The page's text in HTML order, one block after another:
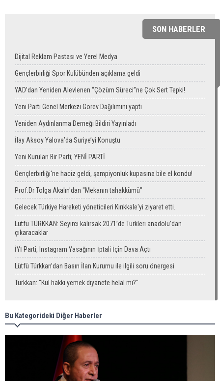
SON HABERLER
Dijital Reklam Pastası ve Yerel Medya
Gençlerbirliği Spor Kulübünden açıklama geldi
YAD’dan Yeniden Alevlenen “Çözüm Süreci”ne Çok Sert Tepki!
Yeni Parti Genel Merkezi Görev Dağılımını yaptı
Yeniden Aydınlanma Derneği Bildiri Yayınladı
İlay Aksoy Yalova’da Suriye’yi Konuştu
Yeni Kurulan Bir Parti; YENİ PARTİ
Gençlerbirliği'ne haciz geldi, şampiyonluk kupasına bile el kondu!
Prof.Dr Tolga Akalın'dan "Mekanın tahakkümü"
Gelecek Türkiye Hareketi yöneticileri Kırıkkale'yi ziyaret etti.
Lütfü TÜRKKAN: Seyirci kalırsak 2071’de Türkleri anadolu’dan
çıkaracaklar
İYİ Parti, Instagram Yasağının İptali İçin Dava Açtı
Lütfü Türkkan’dan Basın İlan Kurumu ile ilgili soru önergesi
Türkkan: "Kul hakkı yemek diyanete helal mi?"
Bu Kategorideki Diğer Haberler